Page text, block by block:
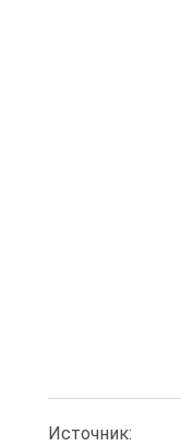
Источник: